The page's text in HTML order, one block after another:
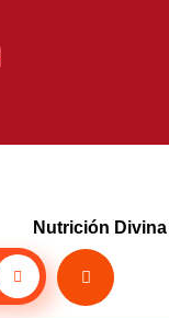
Nutrición Divina